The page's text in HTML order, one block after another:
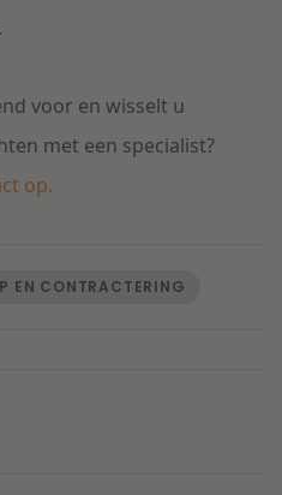
voor en wisselt u
met een specialist?
op.
EN CONTRACTERING